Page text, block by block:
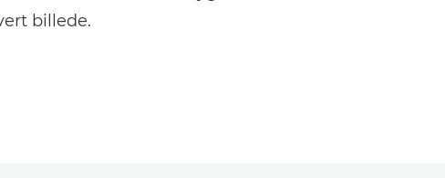
billede.